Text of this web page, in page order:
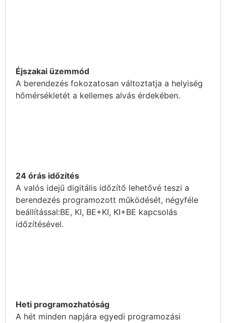
Éjszakai üzemmód
A berendezés fokozatosan változtatja a helyiség
hőmérsékletét a kellemes alvás érdekében.
24 órás időzítés
A valós idejű digitális időzítő lehetővé teszi a
berendezés programozott működését, négyféle
beállítással:BE, KI, BE+KI, KI+BE kapcsolás
időzítésével.
Heti programozhatóság
A hét minden napjára egyedi programozási